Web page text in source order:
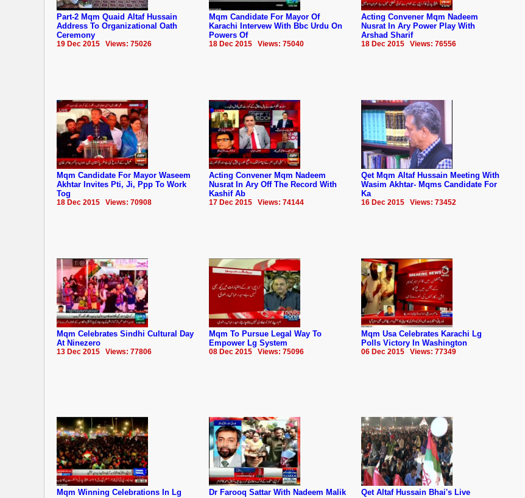
Part-2 Mqm Quaid Altaf Hussain
Address To Organizational Oath
Ceremony
19 Dec 2015 Views: 75026
Mqm Candidate For Mayor Of
Karachi Intervew With Bbc Urdu On
Powers Of
18 Dec 2015 Views: 75040
Acting Convener Mqm Nadeem
Nusrat In Ary Power Play With
Arshad Sharif
18 Dec 2015 Views: 76556
Mqm Candidate For Mayor Waseem
Akhtar Invites Pti, Ji, Ppp To Work
Tog
18 Dec 2015 Views: 70908
Acting Convener Mqm Nadeem
Nusrat In Ary Off The Record With
Kashif Ab
17 Dec 2015 Views: 74144
Qet Mqm Altaf Hussain Meeting With
Wasim Akhtar- Mqms Candidate For
Ka
16 Dec 2015 Views: 73452
Mqm Celebrates Sindhi Cultural Day
At Ninezero
13 Dec 2015 Views: 77806
Mqm To Pursue Legal Way To
Empower Lg System
08 Dec 2015 Views: 75096
Mqm Usa Celebrates Karachi Lg
Polls Victory In Washington
06 Dec 2015 Views: 77349
Mqm Winning Celebrations In Lg
Dr Farooq Sattar With Nadeem Malik
Qet Altaf Hussain Bhai's Live